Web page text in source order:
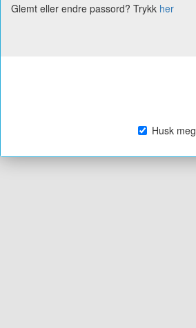
Glemt eller endre passord? Trykk her
Husk meg